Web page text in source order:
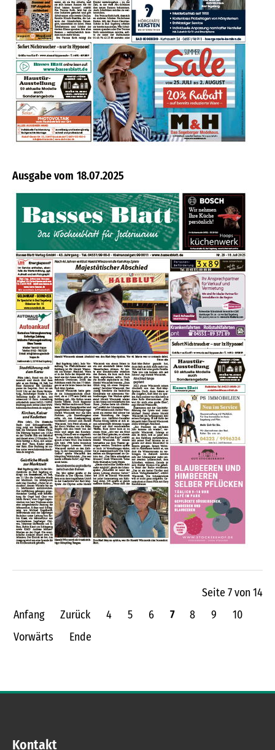
18.07.2025
Seite 7 von 14
Anfang
Zurück 4 5 6 7 8 9
10
Vorwärts
Ende
Kontakt